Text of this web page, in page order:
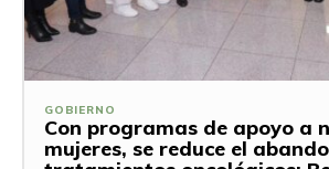
GOBIERNO
Con programas de apoyo a
mujeres, se reduce el